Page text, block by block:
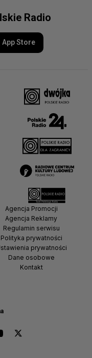
Radio
App Store
Agencja Promocji
Agencja Reklamy
Regulamin serwisu
Polityka prywatności
prywatności
Dane osobowe
Kontakt